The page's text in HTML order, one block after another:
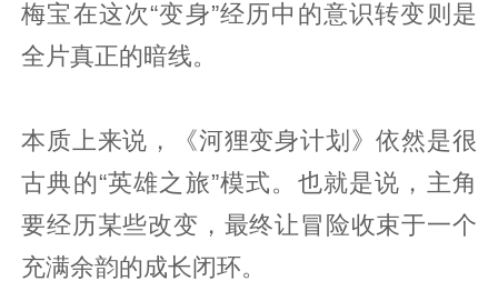
梅宝在这次“变身”经历中的意识转变则是
全片真正的暗线。
本质上来说，《河狸变身计划》依然是很
古典的“英雄之旅”模式。也就是说，主角
要经历某些改变，最终让冒险收束于一个
充满余韵的成长闭环。